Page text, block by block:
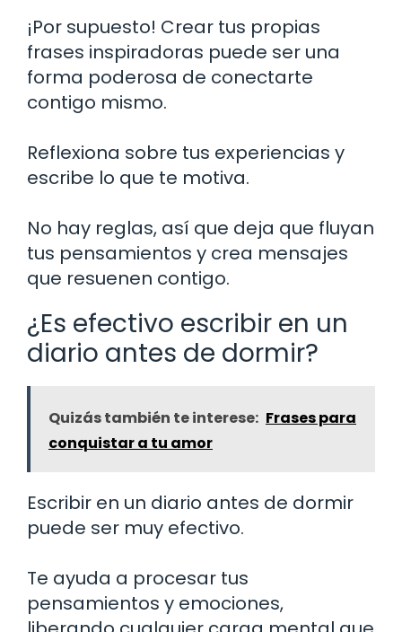
¡Por supuesto! Crear tus propias
frases inspiradoras puede ser una
forma poderosa de conectarte
contigo mismo.
Reflexiona sobre tus experiencias y
escribe lo que te motiva.
No hay reglas, así que deja que fluyan
tus pensamientos y crea mensajes
que resuenen contigo.
¿Es efectivo escribir en un
diario antes de dormir?
Quizás también te interese: Frases para
conquistar a tu amor
Escribir en un diario antes de dormir
puede ser muy efectivo.
Te ayuda a procesar tus
pensamientos y emociones,